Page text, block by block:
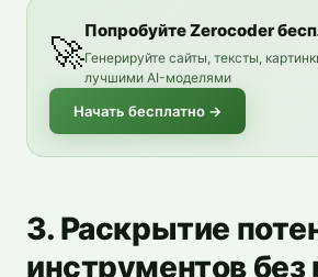
🚀
Попробуйте Zerocoder
Генерируйте сайты, тексты,
лучшими AI-моделями
Начать бесплатно →
3. Раскрытие
инструментов без